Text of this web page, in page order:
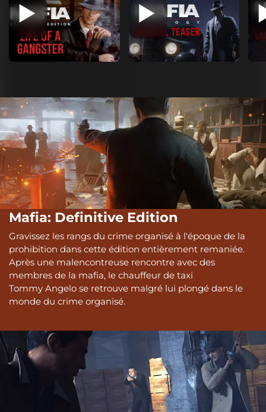
Mafia: Definitive Edition
Gravissez les rangs du crime organisé à l'époque de la
prohibition dans cette édition entièrement remaniée.
Après une malencontreuse rencontre avec des
membres de la mafia, le chauffeur de taxi
Tommy Angelo se retrouve malgré lui plongé dans le
monde du crime organisé.